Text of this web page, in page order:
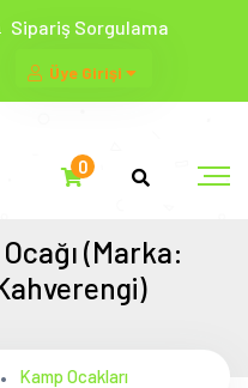
Sipariş Sorgulama
Üye Girişi
0
(Marka:
Kamp Ocakları